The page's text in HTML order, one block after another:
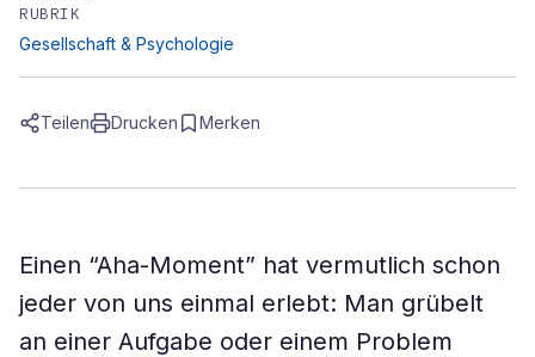
RUBRIK
Gesellschaft & Psychologie
Teilen Drucken Merken
Einen “Aha-Moment” hat vermutlich schon
jeder von uns einmal erlebt: Man grübelt
an einer Aufgabe oder einem Problem